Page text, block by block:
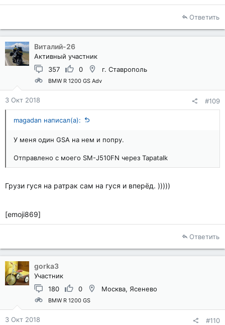
Ответить
Виталий-26
Активный участник
357
0 г. Ставрополь
BMW R 1200 GS Adv
3 Окт 2018 #109
magadan написал(а):
У меня один GSA на нем и попру.
Отправлено с моего SM-J510FN через Tapatalk
Грузи гуся на ратрак сам на гуся и вперёд. )))))
[emoji869]
Ответить
gorka3
Участник
180
0 Москва, Ясенево
BMW R 1200 GS
3 Окт 2018 #110